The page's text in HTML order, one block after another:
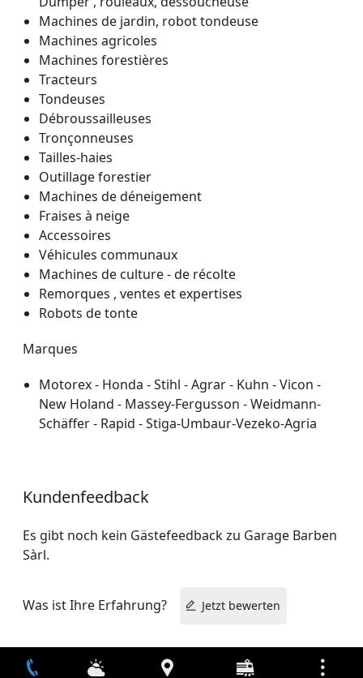
Machines de jardin, robot tondeuse
Machines agricoles
Machines forestières
Tracteurs
Tondeuses
Débroussailleuses
Tronçonneuses
Tailles-haies
Outillage forestier
Machines de déneigement
Fraises à neige
Accessoires
Véhicules communaux
Machines de culture - de récolte
Remorques , ventes et expertises
Robots de tonte
Marques
Motorex - Honda - Stihl - Agrar - Kuhn - Vicon -
New Holand - Massey-Fergusson - Weidmann-
Schäffer - Rapid - Stiga-Umbaur-Vezeko-Agria
Kundenfeedback
Es gibt noch kein Gästefeedback zu Garage Barben
Sàrl.
Was ist Ihre Erfahrung? Jetzt bewerten